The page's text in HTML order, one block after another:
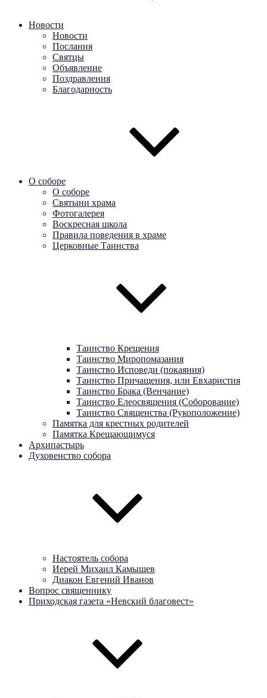
Новости
Новости
Послания
Святцы
Объявление
Поздравления
Благодарность
О соборе
О соборе
Святыни храма
Фотогалерея
Воскресная школа
Правила поведения в храме
Церковные Таинства
Таинство Крещения
Таинство Миропомазания
Таинство Исповеди (покаяния)
Таинство Причащения, или Евхаристия
Таинство Брака (Венчание)
Таинство Елеосвящения (Соборование)
Таинство Священства (Рукоположение)
Памятка для крестных родителей
Памятка Крещающимуся
Архипастырь
Духовенство собора
Настоятель собора
Иерей Михаил Камышев
Диакон Евгений Иванов
Вопрос священнику
Приходская газета «Невский благовест»